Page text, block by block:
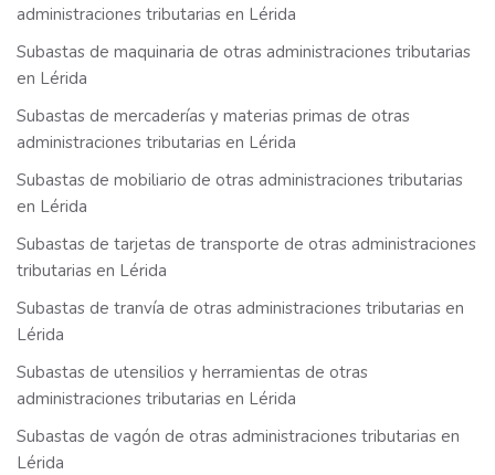
administraciones tributarias en Lérida
Subastas de maquinaria de otras administraciones tributarias
en Lérida
Subastas de mercaderías y materias primas de otras
administraciones tributarias en Lérida
Subastas de mobiliario de otras administraciones tributarias
en Lérida
Subastas de tarjetas de transporte de otras administraciones
tributarias en Lérida
Subastas de tranvía de otras administraciones tributarias en
Lérida
Subastas de utensilios y herramientas de otras
administraciones tributarias en Lérida
Subastas de vagón de otras administraciones tributarias en
Lérida